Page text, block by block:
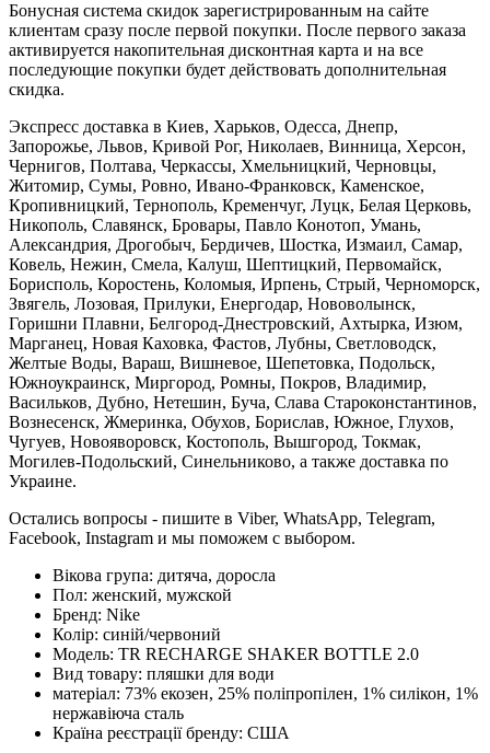
Бонусная система скидок зарегистрированным на сайте
клиентам сразу после первой покупки. После первого заказа
активируется накопительная дисконтная карта и на все
последующие покупки будет действовать дополнительная
скидка.
Экспресс доставка в Киев, Харьков, Одесса, Днепр,
Запорожье, Львов, Кривой Рог, Николаев, Винница, Херсон,
Чернигов, Полтава, Черкассы, Хмельницкий, Черновцы,
Житомир, Сумы, Ровно, Ивано-Франковск, Каменское,
Кропивницкий, Тернополь, Кременчуг, Луцк, Белая Церковь,
Никополь, Славянск, Бровары, Павло Конотоп, Умань,
Александрия, Дрогобыч, Бердичев, Шостка, Измаил, Самар,
Ковель, Нежин, Смела, Калуш, Шептицкий, Первомайск,
Борисполь, Коростень, Коломыя, Ирпень, Стрый, Черноморск,
Звягель, Лозовая, Прилуки, Енергодар, Нововолынск,
Горишни Плавни, Белгород-Днестровский, Ахтырка, Изюм,
Марганец, Новая Каховка, Фастов, Лубны, Светловодск,
Желтые Воды, Вараш, Вишневое, Шепетовка, Подольск,
Южноукраинск, Миргород, Ромны, Покров, Владимир,
Васильков, Дубно, Нетешин, Буча, Слава Староконстантинов,
Вознесенск, Жмеринка, Обухов, Борислав, Южное, Глухов,
Чугуев, Новояворовск, Костополь, Вышгород, Токмак,
Могилев-Подольский, Синельниково, а также доставка по
Украине.
Остались вопросы - пишите в Viber, WhatsApp, Telegram,
Facebook, Instagram и мы поможем с выбором.
Вікова група: дитяча, доросла
Пол: женский, мужской
Бренд: Nike
Колір: синій/червоний
Модель: TR RECHARGE SHAKER BOTTLE 2.0
Вид товару: пляшки для води
матеріал: 73% екозен, 25% поліпропілен, 1% силікон, 1%
нержавіюча сталь
Країна реєстрації бренду: США